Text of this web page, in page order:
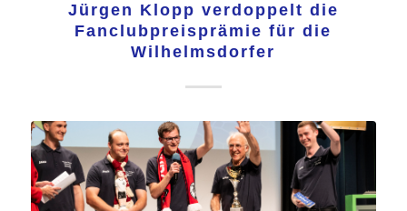
Jürgen Klopp verdoppelt die
Fanclubpreisprämie für die
Wilhelmsdorfer